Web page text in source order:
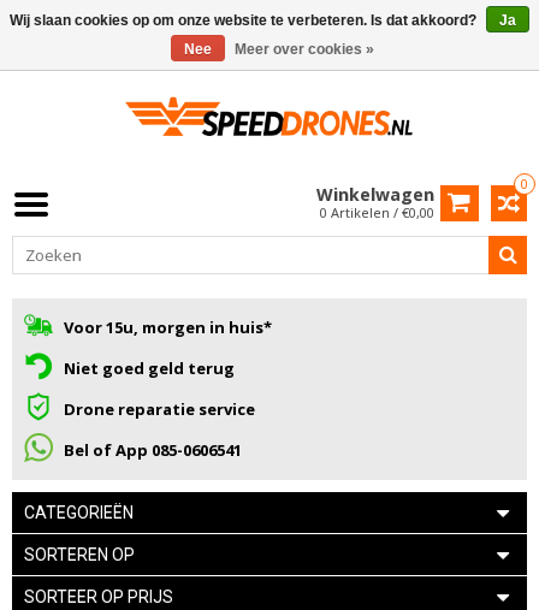
0
Winkelwagen
0 Artikelen / €0,00
Voor 15u, morgen in huis*
Niet goed geld terug
Drone reparatie service
Bel of App 085-0606541
CATEGORIEËN
SORTEREN OP
SORTEER OP PRIJS
Wij slaan cookies op om onze website te verbeteren. Is dat akkoord?
Ja
Nee
Meer over cookies »